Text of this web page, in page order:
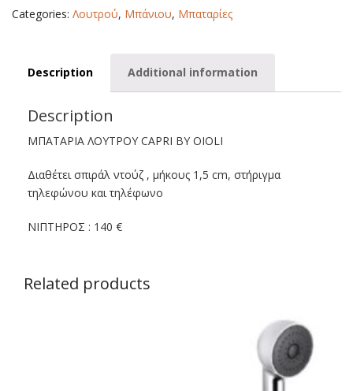
quantity
Categories: Λουτρού, Μπάνιου, Μπαταρίες
Description Additional information
Description
ΜΠΑΤΑΡΙΑ ΛΟΥΤΡΟΥ CAPRI BY OIOLI
Διαθέτει σπιράλ ντούζ , μήκους 1,5 cm, στήριγμα
τηλεφώνου και τηλέφωνο
ΝΙΠΤΗΡΟΣ : 140 €
Related products